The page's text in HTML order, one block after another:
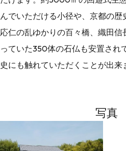
んでいただける小径や、京都の歴
応仁の乱ゆかりの百々橋、織田信
っていた350体の石仏も安置され
史にも触れていただくことが出来
写真